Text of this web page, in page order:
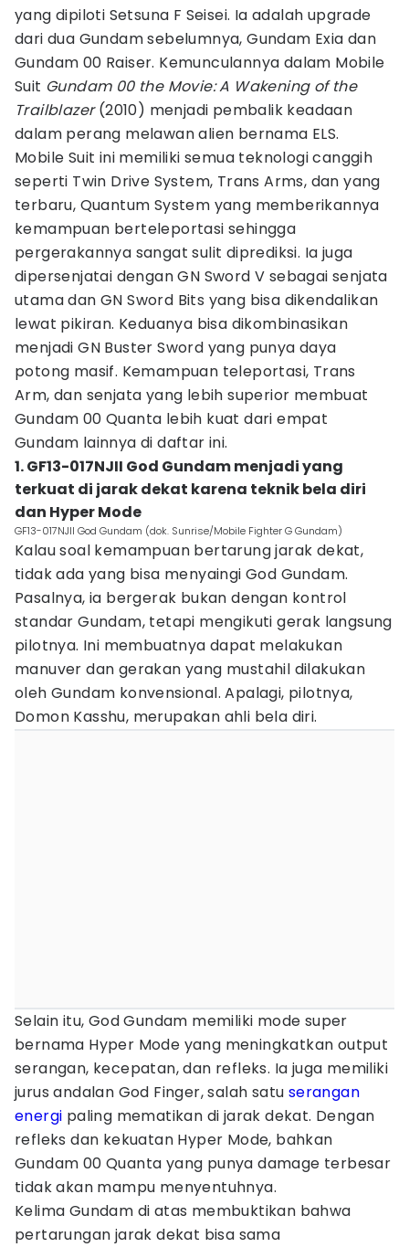
yang dipiloti Setsuna F Seisei. Ia adalah upgrade
dari dua Gundam sebelumnya, Gundam Exia dan
Gundam 00 Raiser. Kemunculannya dalam Mobile
Suit Gundam 00 the Movie: A Wakening of the
Trailblazer(2010) menjadi pembalik keadaan
dalam perang melawan alien bernama ELS.
Mobile Suit ini memiliki semua teknologi canggih
seperti Twin Drive System, Trans Arms, dan yang
terbaru, Quantum System yang memberikannya
kemampuan berteleportasi sehingga
pergerakannya sangat sulit diprediksi. Ia juga
dipersenjatai dengan GN Sword V sebagai senjata
utama dan GN Sword Bits yang bisa dikendalikan
lewat pikiran. Keduanya bisa dikombinasikan
menjadi GN Buster Sword yang punya daya
potong masif. Kemampuan teleportasi, Trans
Arm, dan senjata yang lebih superior membuat
Gundam 00 Quanta lebih kuat dari empat
Gundam lainnya di daftar ini.
1. GF13-017NJII God Gundam menjadi yang
terkuat di jarak dekat karena teknik bela diri
dan Hyper Mode
GF13-017NJII God Gundam (dok. Sunrise/Mobile Fighter G Gundam)
Kalau soal kemampuan bertarung jarak dekat,
tidak ada yang bisa menyaingi God Gundam.
Pasalnya, ia bergerak bukan dengan kontrol
standar Gundam, tetapi mengikuti gerak langsung
pilotnya. Ini membuatnya dapat melakukan
manuver dan gerakan yang mustahil dilakukan
oleh Gundam konvensional. Apalagi, pilotnya,
Domon Kasshu, merupakan ahli bela diri.
Selain itu, God Gundam memiliki mode super
bernama Hyper Mode yang meningkatkan output
serangan, kecepatan, dan refleks. Ia juga memiliki
jurus andalan God Finger, salah satu serangan
energi paling mematikan di jarak dekat. Dengan
refleks dan kekuatan Hyper Mode, bahkan
Gundam 00 Quanta yang punya damage terbesar
tidak akan mampu menyentuhnya.
Kelima Gundam di atas membuktikan bahwa
pertarungan jarak dekat bisa sama